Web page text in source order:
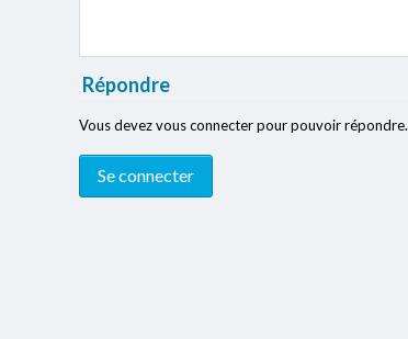
Répondre
Vous devez vous connecter pour pouvoir répondre.